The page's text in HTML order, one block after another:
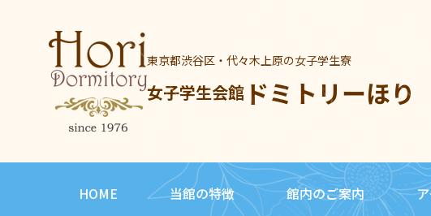
東京都渋谷区・代々木上原の女子学生寮
女子学生会館 ドミトリーほり
HOME 当館の特徴 館内のご案内